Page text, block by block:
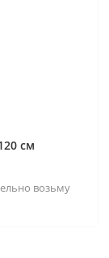
см
возьму